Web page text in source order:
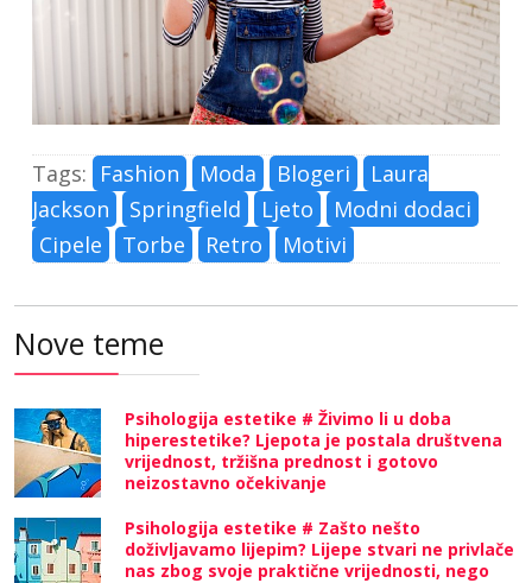
Tags: Fashion Moda Blogeri
Laura
Jackson
Springfield Ljeto
Modni dodaci
Cipele
Torbe Retro Motivi
Nove teme
Psihologija estetike # Živimo li u doba
hiperestetike? Ljepota je postala društvena
vrijednost, tržišna prednost i gotovo
neizostavno očekivanje
Psihologija estetike # Zašto nešto
doživljavamo lijepim? Lijepe stvari ne privlače
nas zbog svoje praktične vrijednosti, nego